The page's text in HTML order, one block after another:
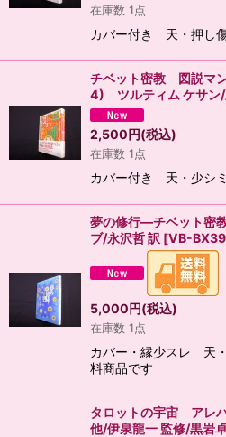
在庫数 1点
カバー付き 天・押し
チベット密教 図説マ
4) ツルティム ケサン/
2,500円(税込)
在庫数 1点
カバー付き 天・少シ
夢の修行―チベット密
ブ/永沢哲 訳 [VB-
5,000円(税込)
在庫数 1点
カバー・縁少スレ 天
料商品です
タロットの宇宙 アレ
他/伊泉龍一 監修/黒岩